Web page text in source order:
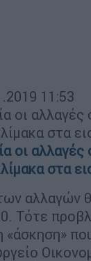
11:53
οι αλλαγές
στα
οι αλλαγές
στα
αλλαγών
Τότε